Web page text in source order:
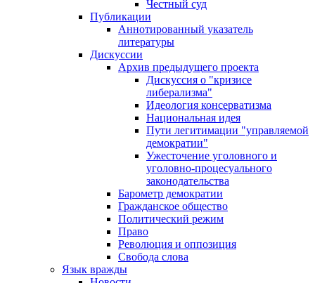
Честный суд
Публикации
Аннотированный указатель
литературы
Дискуссии
Архив предыдущего проекта
Дискуссия о "кризисе
либерализма"
Идеология консерватизма
Национальная идея
Пути легитимации "управляемой
демократии"
Ужесточение уголовного и
уголовно-процесуального
законодательства
Барометр демократии
Гражданское общество
Политический режим
Право
Революция и оппозиция
Свобода слова
Язык вражды